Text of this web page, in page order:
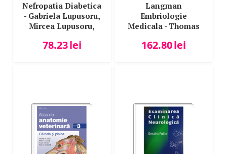
Nefropatia Diabetica
- Gabriela Lupusoru,
Mircea Lupusoru,
78.23lei
Langman
Embriologie
Medicala - Thomas
162.80lei